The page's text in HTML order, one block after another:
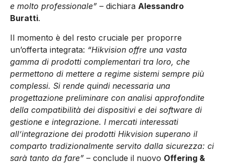
e molto professionale” – dichiara Alessandro
Buratti.
Il momento è del resto cruciale per proporre
un’offerta integrata: “Hikvision offre una vasta
gamma di prodotti complementari tra loro, che
permettono di mettere a regime sistemi sempre più
complessi. Si rende quindi necessaria una
progettazione preliminare con analisi approfondite
della compatibilità dei dispositivi e dei software di
gestione e integrazione. I mercati interessati
all’integrazione dei prodotti Hikvision superano il
comparto tradizionalmente servito dalla sicurezza: ci
sarà tanto da fare” – conclude il nuovo Offering &